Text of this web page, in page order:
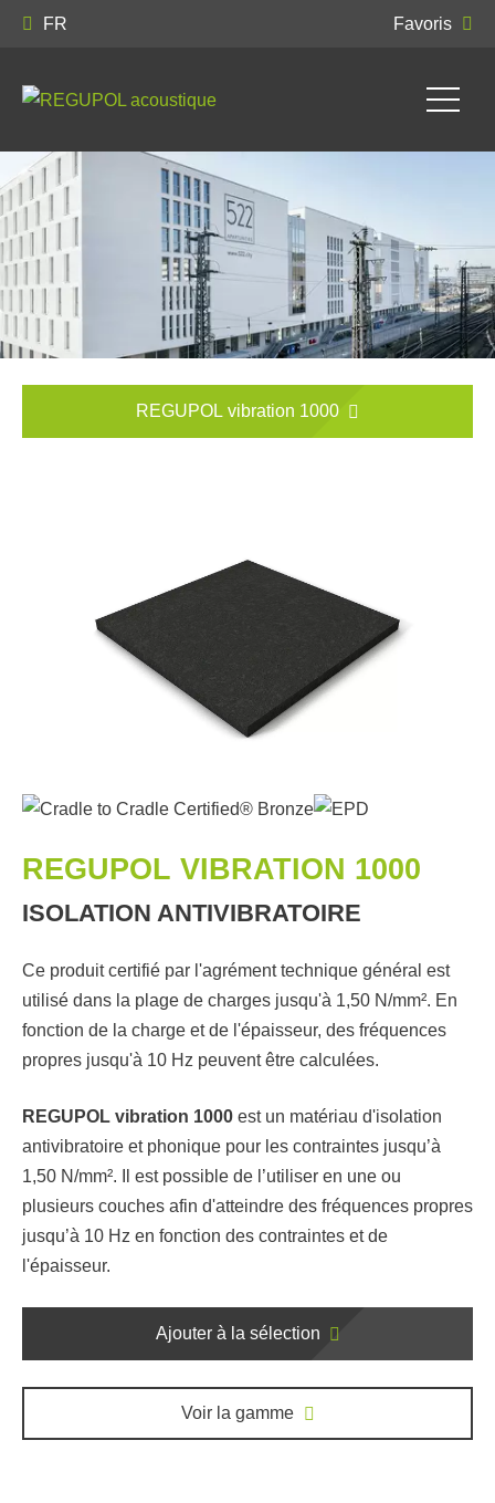
FR Favoris
REGUPOL vibration 1000
REGUPOL VIBRATION 1000
ISOLATION ANTIVIBRATOIRE
Ce produit certifié par l'agrément technique général est
utilisé dans la plage de charges jusqu'à 1,50 N/mm². En
fonction de la charge et de l'épaisseur, des fréquences
propres jusqu'à 10 Hz peuvent être calculées.
REGUPOL vibration 1000 est un matériau d'isolation
antivibratoire et phonique pour les contraintes jusqu’à
1,50 N/mm². Il est possible de l’utiliser en une ou
plusieurs couches afin d'atteindre des fréquences propres
jusqu’à 10 Hz en fonction des contraintes et de
l'épaisseur.
Ajouter à la sélection
Voir la gamme